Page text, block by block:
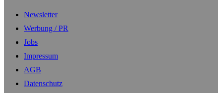
Newsletter
Werbung / PR
Jobs
Impressum
AGB
Datenschutz